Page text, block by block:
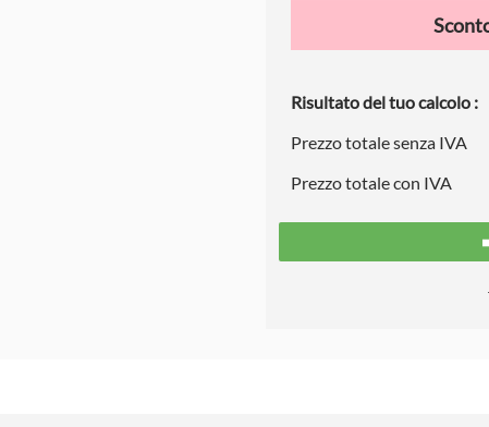
Risultato del tuo calcolo :
Prezzo totale senza IVA
Prezzo totale con IVA